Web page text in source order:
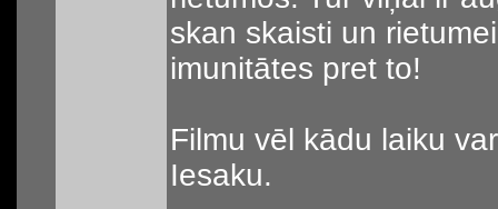
skan skaisti un
imunitātes pret to!
Filmu vēl kādu laiku
Iesaku.